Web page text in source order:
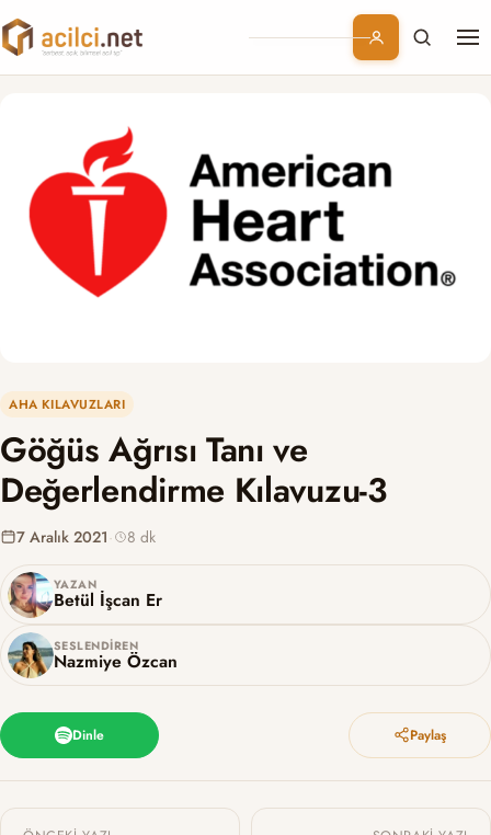
Branşlar
Kurumsal
Abonelik
AHA KILAVUZLARI
Göğüs Ağrısı Tanı ve
Değerlendirme Kılavuzu-3
YAZAN
Betül İşcan Er
SESLENDIREN
Nazmiye Özcan
7 Aralık 2021· 8 dk
Dinle Paylaş
Yazı gezinmesi